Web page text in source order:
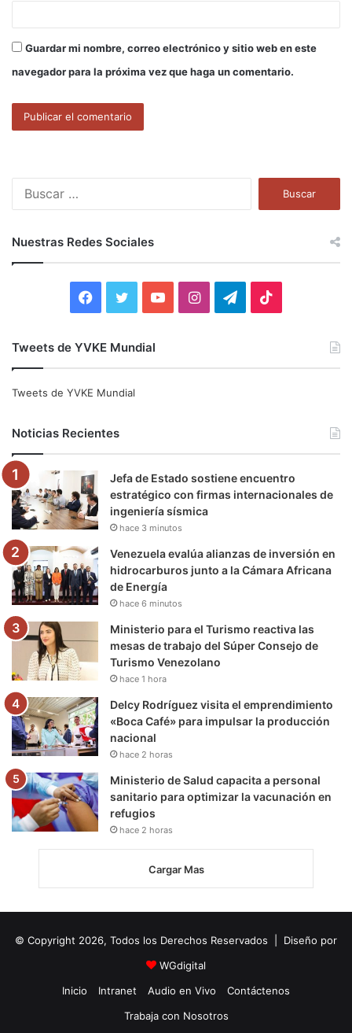
Guardar mi nombre, correo electrónico y sitio web en este
navegador para la próxima vez que haga un comentario.
:
Nuestras Redes Sociales
e
o
o
k
t
e
r
b
e
I
g
r
a
m
r
a
k
Tweets de YVKE Mundial
Tweets de YVKE Mundial
Noticias Recientes
Jefa de Estado sostiene encuentro
estratégico con firmas internacionales de
ingeniería sísmica
hace 3 minutos
Venezuela evalúa alianzas de inversión en
hidrocarburos junto a la Cámara Africana
de Energía
hace 6 minutos
Ministerio para el Turismo reactiva las
mesas de trabajo del Súper Consejo de
Turismo Venezolano
hace 1 hora
Delcy Rodríguez visita el emprendimiento
«Boca Café» para impulsar la producción
nacional
hace 2 horas
Ministerio de Salud capacita a personal
sanitario para optimizar la vacunación en
refugios
hace 2 horas
Cargar Mas
© Copyright 2026, Todos los Derechos Reservados | Diseño por
WGdigital
Inicio
Intranet Audio en Vivo
Contáctenos
Trabaja con Nosotros